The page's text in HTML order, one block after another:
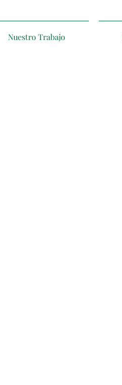
Nuestro Trabajo